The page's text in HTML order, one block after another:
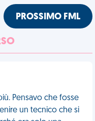
PROSSIMO FML
Pensavo che fosse
un tecnico che si